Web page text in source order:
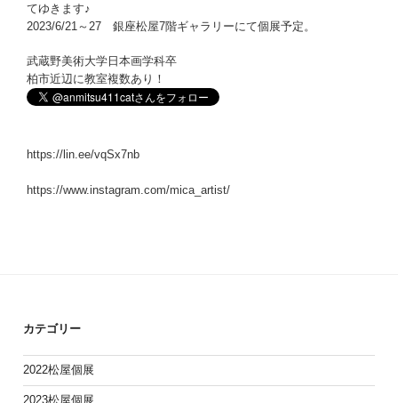
てゆきます♪
2023/6/21～27 銀座松屋7階ギャラリーにて個展予定。
武蔵野美術大学日本画学科卒
柏市近辺に教室複数あり！
https://lin.ee/vqSx7nb
https://www.instagram.com/mica_artist/
カテゴリー
2022松屋個展
2023松屋個展